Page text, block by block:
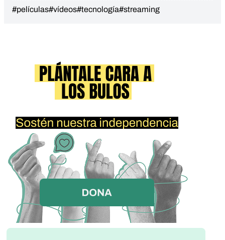
#películas#vídeos#tecnología#streaming